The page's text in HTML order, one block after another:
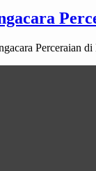
Perceraian